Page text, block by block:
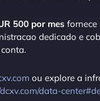
500 por mes fornece
dedicado e
ou explore a
data-